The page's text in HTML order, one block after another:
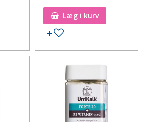
Læg i kurv
Tilføj til ønskeseddel